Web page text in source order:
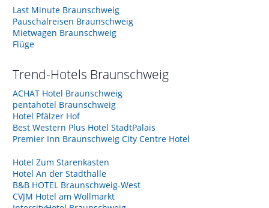
Last Minute Braunschweig
Pauschalreisen Braunschweig
Mietwagen Braunschweig
Flüge
Trend-Hotels Braunschweig
ACHAT Hotel Braunschweig
pentahotel Braunschweig
Hotel Pfälzer Hof
Best Western Plus Hotel StadtPalais
Premier Inn Braunschweig City Centre Hotel
Hotel Zum Starenkasten
Hotel An der Stadthalle
B&B HOTEL Braunschweig-West
CVJM Hotel am Wollmarkt